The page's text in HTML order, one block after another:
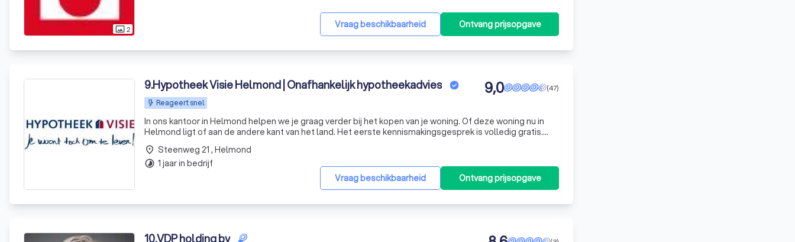
photo_size_select_actual2 Vraag beschikbaarheid Ontvang prijsopgave
9.Hypotheek Visie Helmond | Onafhankelijk hypotheekadvies
Reageert snel
(47)
9,0
In ons kantoor in Helmond helpen we je graag verder bij het kopen van je woning. Of deze woning nu in
Helmond ligt of aan de andere kant van het land. Het eerste kennismakingsgesprek is volledig gratis.
Hierin leggen we je uit hoe wij jou kunnen helpen, en beginnen we bij het schetsen van de mogeli
Vraag beschikbaarheid Ontvang prijsopgave
place Steenweg 21 , Helmond
timelapse 1 jaar in bedrijf
10.VDP holding bv